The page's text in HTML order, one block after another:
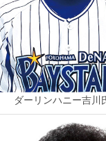
ダーリンハニー吉川